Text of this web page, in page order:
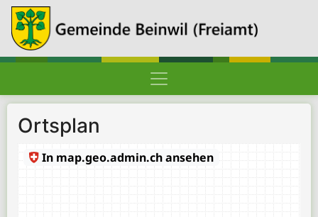
Hauptnavigation
Pfadnavigation
Gemeinde Beinwil (Freiamt)
Gemeindeportrait
Ortsplan